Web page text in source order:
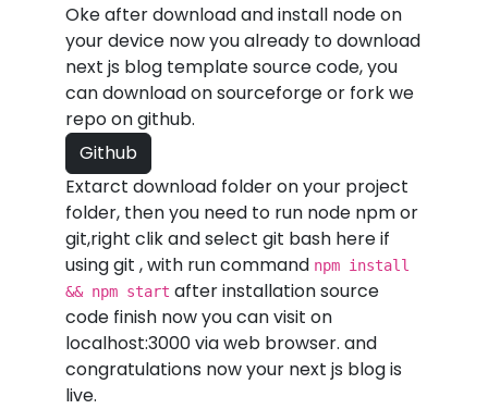
Oke after download and install node on
your device now you already to download
next js blog template source code, you
can download on sourceforge or fork we
repo on github.
Github
Extarct download folder on your project
folder, then you need to run node npm or
git,right clik and select git bash here if
using git , with run command npm install
&& npm start after installation source
code finish now you can visit on
localhost:3000 via web browser. and
congratulations now your next js blog is
live.